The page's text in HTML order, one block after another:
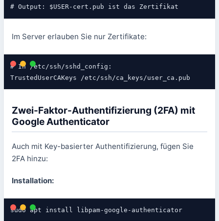
# Output: $USER-cert.pub ist das Zertifikat
Im Server erlauben Sie nur Zertifikate:
# In /etc/ssh/sshd_config:
TrustedUserCAKeys /etc/ssh/ca_keys/user_ca.pub
Zwei-Faktor-Authentifizierung (2FA) mit
Google Authenticator
Auch mit Key-basierter Authentifizierung, fügen Sie
2FA hinzu:
Installation:
sudo apt install libpam-google-authenticator